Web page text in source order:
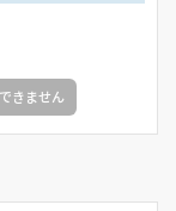
きません